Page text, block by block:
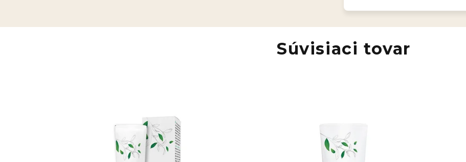
Súvisiaci tovar